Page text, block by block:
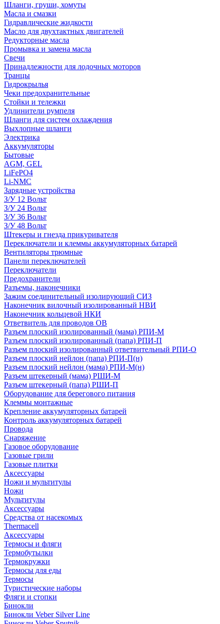
Шланги, груши, хомуты
Масла и смазки
Гидравлические жидкости
Масло для двухтактных двигателей
Редукторные масла
Промывка и замена масла
Свечи
Принадлежности для лодочных моторов
Транцы
Гидрокрылья
Чеки предохранительные
Стойки и тележки
Удлинители румпеля
Шланги для систем охлаждения
Выхлопные шланги
Электрика
Аккумуляторы
Бытовые
AGM, GEL
LiFePO4
Li-NMC
Зарядные устройства
З/У 12 Вольт
З/У 24 Вольт
З/У 36 Вольт
З/У 48 Вольт
Штекеры и гнезда прикуривателя
Переключатели и клеммы аккумуляторных батарей
Вентиляторы трюмные
Панели переключателей
Переключатели
Предохранители
Разъемы, наконечники
Зажим соединительный изолирующий СИЗ
Наконечник вилочный изолированный НВИ
Наконечник кольцевой НКИ
Ответвитель для проводов ОВ
Разъем плоский изолированный (мама) РПИ-М
Разъем плоский изолированный (папа) РПИ-П
Разъем плоский изолированный ответвительный РПИ-О
Разъем плоский нейлон (папа) РПИ-П(н)
Разъем плоский нейлон (мама) РПИ-М(н)
Разъем штекерный (мама) РШИ-М
Разъем штекерный (папа) РШИ-П
Оборудование для берегового питания
Клеммы монтажные
Крепление аккумуляторных батарей
Контроль аккумуляторных батарей
Провода
Снаряжение
Газовое оборудование
Газовые грили
Газовые плитки
Аксессуары
Ножи и мультитулы
Ножи
Мультитулы
Аксессуары
Средства от насекомых
Thermacell
Аксессуары
Термосы и фляги
Термобутылки
Термокружки
Термосы для еды
Термосы
Туристические наборы
Фляги и стопки
Бинокли
Бинокли Veber Silver Line